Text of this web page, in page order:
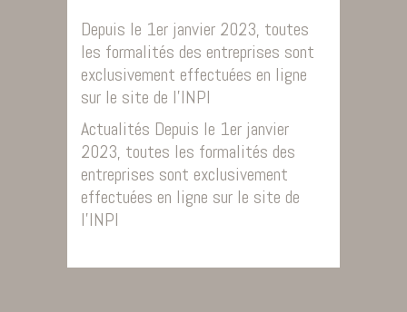
Depuis le 1er janvier 2023, toutes
les formalités des entreprises sont
exclusivement effectuées en ligne
sur le site de l’INPI
​Actualités Depuis le 1er janvier
2023, toutes les formalités des
entreprises sont exclusivement
effectuées en ligne sur le site de
l’INPI